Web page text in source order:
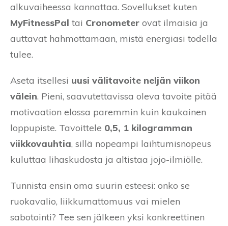
alkuvaiheessa kannattaa. Sovellukset kuten
MyFitnessPal tai Cronometer ovat ilmaisia ja
auttavat hahmottamaan, mistä energiasi todella
tulee.
Aseta itsellesi uusi välitavoite neljän viikon
välein. Pieni, saavutettavissa oleva tavoite pitää
motivaation elossa paremmin kuin kaukainen
loppupiste. Tavoittele 0,5, 1 kilogramman
viikkovauhtia, sillä nopeampi laihtumisnopeus
kuluttaa lihaskudosta ja altistaa jojo-ilmiölle.
Tunnista ensin oma suurin esteesi: onko se
ruokavalio, liikkumattomuus vai mielen
sabotointi? Tee sen jälkeen yksi konkreettinen